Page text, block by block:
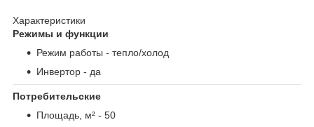
Характеристики
Режимы и функции
Режим работы - тепло/холод
Инвертор - да
Потребительские
Площадь, м² - 50